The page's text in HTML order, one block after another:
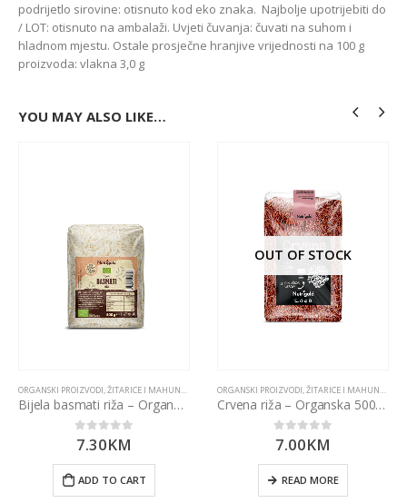
podrijetlo sirovine: otisnuto kod eko znaka. Najbolje upotrijebiti do
/ LOT: otisnuto na ambalaži. Uvjeti čuvanja: čuvati na suhom i
hladnom mjestu. Ostale prosječne hranjive vrijednosti na 100 g
proizvoda: vlakna 3,0 g
YOU MAY ALSO LIKE…
ORGANSKI PROIZVODI,ŽITARICE I MAHUNARKE
Bijela basmati riža – Organska 500g Nutrigold
0out of 5
7.30KM
ADD TO CART
OUT OF STOCK
ORGANSKI PROIZVODI,ŽITARICE I MAHUNARKE
Crvena riža – Organska 500g Nutrigold
0out of 5
7.00KM
READ MORE